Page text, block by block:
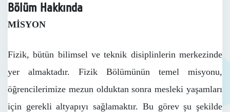
Bölüm Hakkında
MİSYON
Fizik, bütün bilimsel ve teknik disiplinlerin merkezinde
yer almaktadır. Fizik Bölümünün temel misyonu,
öğrencilerimize mezun olduktan sonra mesleki yaşamları
için gerekli altyapıyı sağlamaktır. Bu görev şu şekilde